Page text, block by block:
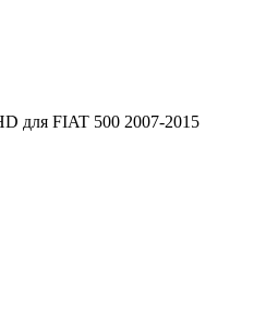
для FIAT 500 2007-2015